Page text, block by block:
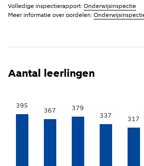
Volledige inspectierapport: Onderwijsinspectie
Meer informatie over oordelen:
Aantal leerlingen
395
367 379
337 317